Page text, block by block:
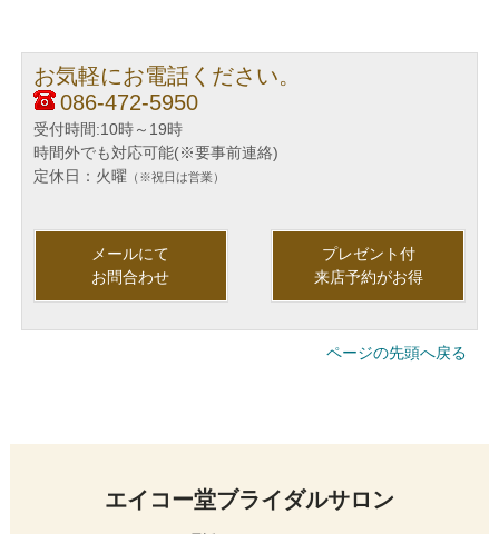
お気軽にお電話ください。
086-472-5950
受付時間:10時～19時
時間外でも対応可能(※要事前連絡)
定休日：火曜 （※祝日は営業）
メールにて
お問合わせ
プレゼント付
来店予約がお得
ページの先頭へ戻る
エイコー堂ブライダルサロン